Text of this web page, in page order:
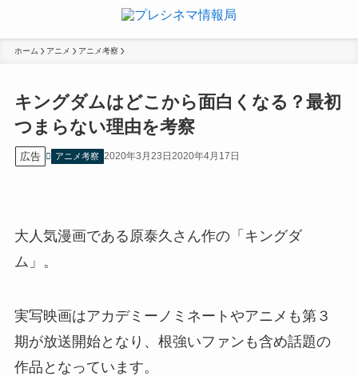
ホーム アニメ アニメ考察
キングダムはどこから面白くなる？最初
つまらない理由を考察
広告 アニメ考察 2020年3月23日2020年4月17日
大人気漫画である原泰久さん作の「キングダ
ム」。
実写映画はアカデミーノミネートやアニメも第３
期が放送開始となり、根強いファンも含め話題の
作品となっています。